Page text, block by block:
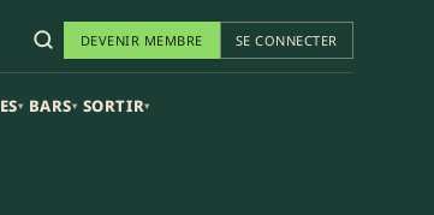
DEVENIR MEMBRE SE CONNECTER
▾ BARS▾ SORTIR▾